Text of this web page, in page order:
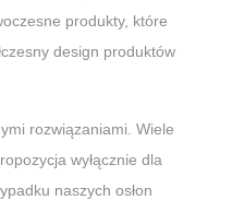
produkty, które
design produktów
rozwiązaniami. Wiele
wyłącznie dla
naszych osłon